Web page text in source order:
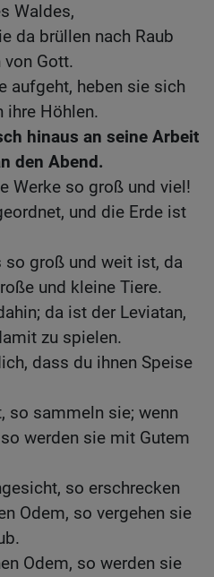
Waldes,
da brüllen nach Raub
von Gott.
aufgeht, heben sie sich
ihre Höhlen.
hinaus an seine Arbeit
den Abend.
Werke so groß und viel!
und die Erde ist
so groß und weit ist, da
und kleine Tiere.
da ist der Leviatan,
zu spielen.
dass du ihnen Speise
so sammeln sie; wenn
werden sie mit Gutem
so erschrecken
Odem, so vergehen sie
Odem, so werden sie